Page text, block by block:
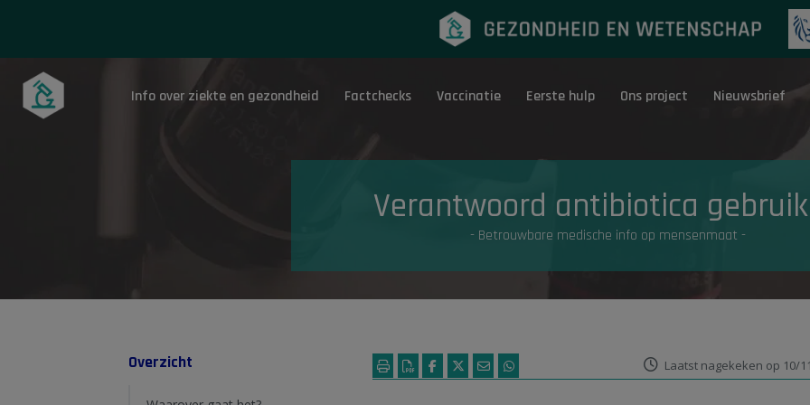
Onderwerpen Eerste hulp
Info over ziekte en gezondheid Factchecks Vaccinatie Eerste hulp Ons project Nieuwsbrief
Verantwoord antibiotica
- Betrouwbare medische info op mensenmaat -
Overzicht Laatst nagekeken op 10/